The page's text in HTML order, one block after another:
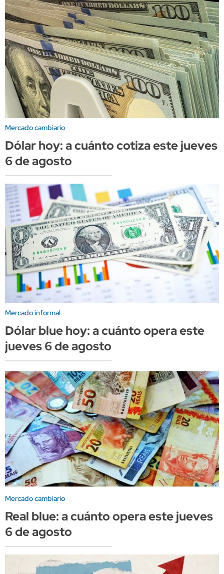
Mercado cambiario
Dólar hoy: a cuánto cotiza este jueves
6 de agosto
Mercado informal
Dólar blue hoy: a cuánto opera este
jueves 6 de agosto
Mercado cambiario
Real blue: a cuánto opera este jueves
6 de agosto